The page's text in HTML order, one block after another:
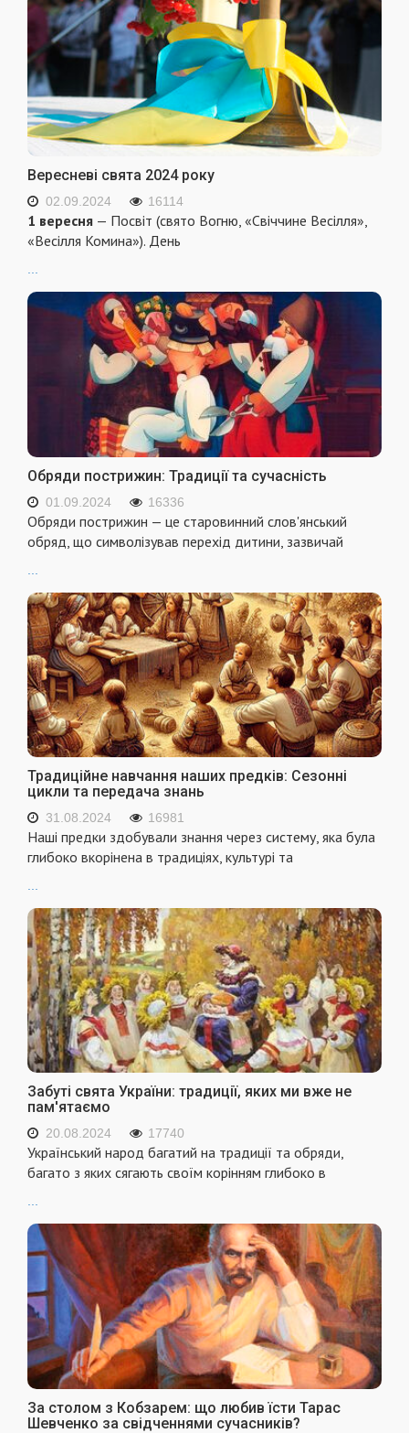
Вересневі свята 2024 року
02.09.2024 16114
1 вересня — Посвіт (свято Вогню, «Свіччине Весілля»,
«Весілля Комина»). День
...
Обряди пострижин: Традиції та сучасність
01.09.2024 16336
Обряди пострижин — це старовинний слов'янський
обряд, що символізував перехід дитини, зазвичай
Традиційне навчання наших предків: Сезонні
цикли та передача знань
31.08.2024 16981
Наші предки здобували знання через систему, яка була
глибоко вкорінена в традиціях, культурі та
Забуті свята України: традиції, яких ми вже не
пам'ятаємо
20.08.2024 17740
Український народ багатий на традиції та обряди,
багато з яких сягають своїм корінням глибоко в
...
За столом з Кобзарем: що любив їсти Тарас
Шевченко за свідченнями сучасників?